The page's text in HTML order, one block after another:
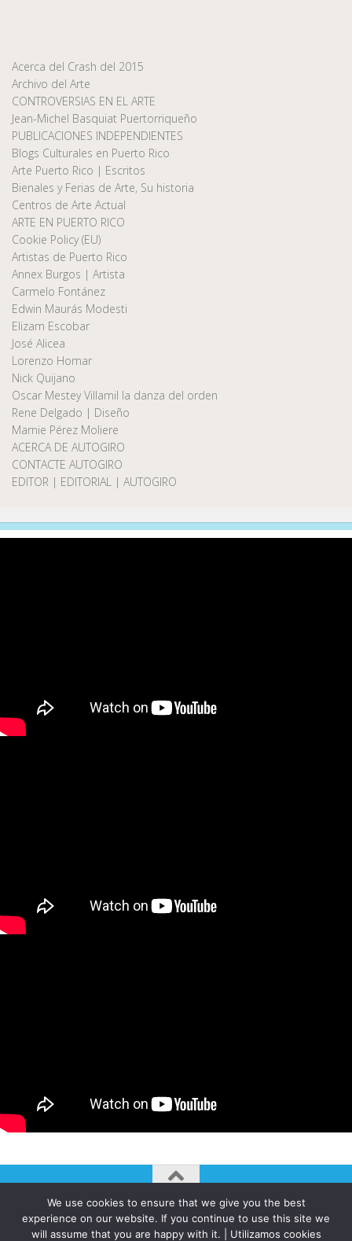
Acerca del Crash del 2015
Archivo del Arte
CONTROVERSIAS EN EL ARTE
Jean-Michel Basquiat Puertorriqueño
PUBLICACIONES INDEPENDIENTES
Blogs Culturales en Puerto Rico
Arte Puerto Rico | Escritos
Bienales y Ferias de Arte, Su historia
Centros de Arte Actual
ARTE EN PUERTO RICO
Cookie Policy (EU)
Artistas de Puerto Rico
Annex Burgos | Artista
Carmelo Fontánez
Edwin Maurás Modesti
Elizam Escobar
José Alicea
Lorenzo Homar
Nick Quijano
Oscar Mestey Villamil la danza del orden
Rene Delgado | Diseño
Marnie Pérez Moliere
ACERCA DE AUTOGIRO
CONTACTE AUTOGIRO
EDITOR | EDITORIAL | AUTOGIRO
AUTOGIRO/el giro del arte actual © JAVIER MARTINEZ 2026. All
Rights Reserved.
We use cookies to ensure that we give you the best
experience on our website. If you continue to use this site we
will assume that you are happy with it. | Utilizamos cookies